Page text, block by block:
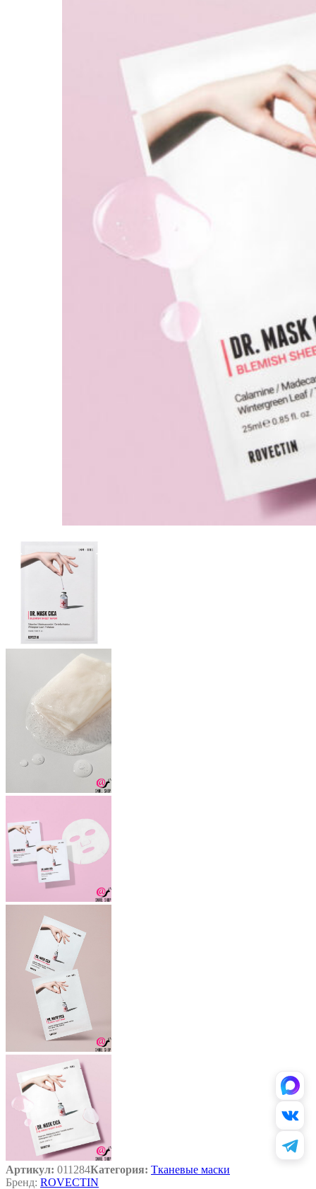
Артикул: 011284Категория: Тканевые маски
Бренд: ROVECTIN